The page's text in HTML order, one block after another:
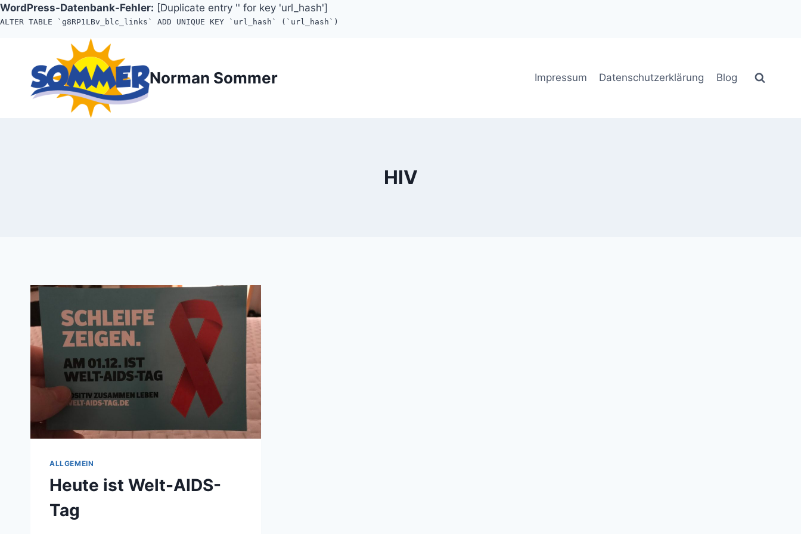
WordPress-Datenbank-Fehler: [Duplicate entry '' for key 'url_hash']
ALTER TABLE `g8RP1LBv_blc_links` ADD UNIQUE KEY `url_hash` (`url_hash`)
springen
Norman Sommer Impressum Datenschutzerklärung Blog
HIV
ALLGEMEIN
Heute ist Welt-AIDS-
Tag